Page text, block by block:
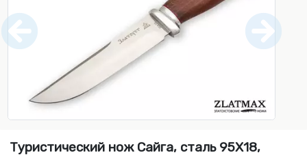
Туристический нож Сайга, сталь 95Х18,